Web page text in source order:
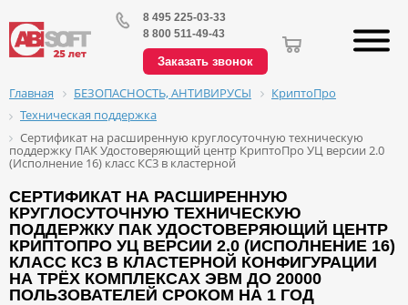
8 495 225-03-33
8 800 511-49-43
Заказать звонок
Главная БЕЗОПАСНОСТЬ, АНТИВИРУСЫ
КриптоПро
Техническая поддержка
Сертификат на расширенную круглосуточную техническую
поддержку ПАК Удостоверяющий центр КриптоПро УЦ версии 2.0
(Исполнение 16) класс КС3 в кластерной
СЕРТИФИКАТ НА РАСШИРЕННУЮ
КРУГЛОСУТОЧНУЮ ТЕХНИЧЕСКУЮ
ПОДДЕРЖКУ ПАК УДОСТОВЕРЯЮЩИЙ ЦЕНТР
КРИПТОПРО УЦ ВЕРСИИ 2.0 (ИСПОЛНЕНИЕ 16)
КЛАСС КС3 В КЛАСТЕРНОЙ КОНФИГУРАЦИИ
НА ТРЁХ КОМПЛЕКСАХ ЭВМ ДО 20000
ПОЛЬЗОВАТЕЛЕЙ СРОКОМ НА 1 ГОД